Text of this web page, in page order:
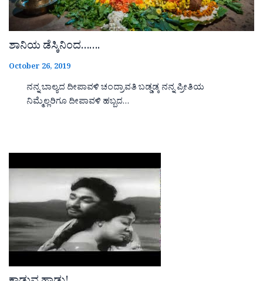
ಶಾನಿಯ ಡೆಸ್ಕಿನಿಂದ…….
October 26, 2019
ನನ್ನ ಬಾಲ್ಯದ ದೀಪಾವಳಿ ಚಂದ್ರಾವತಿ ಬಡ್ಡಡ್ಕ ನನ್ನ ಪ್ರೀತಿಯ
ನಿಮ್ಮೆಲ್ಲರಿಗೂ ದೀಪಾವಳಿ ಹಬ್ಬದ…